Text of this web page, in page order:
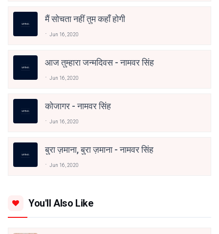
मैं सोचता नहीं तुम कहाँ होगी
Jun 16, 2020
आज तुम्हारा जन्मदिवस - नामवर सिंह
Jun 16, 2020
कोजागर - नामवर सिंह
Jun 16, 2020
बुरा ज़माना, बुरा ज़माना - नामवर सिंह
Jun 16, 2020
You'll Also Like